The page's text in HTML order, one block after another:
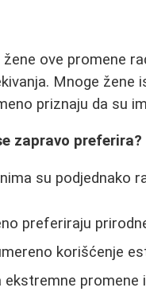
žene ove promene
Mnoge žene
priznaju da su
zapravo preferira?
su podjednako
preferiraju
korišćenje
ekstremne promene